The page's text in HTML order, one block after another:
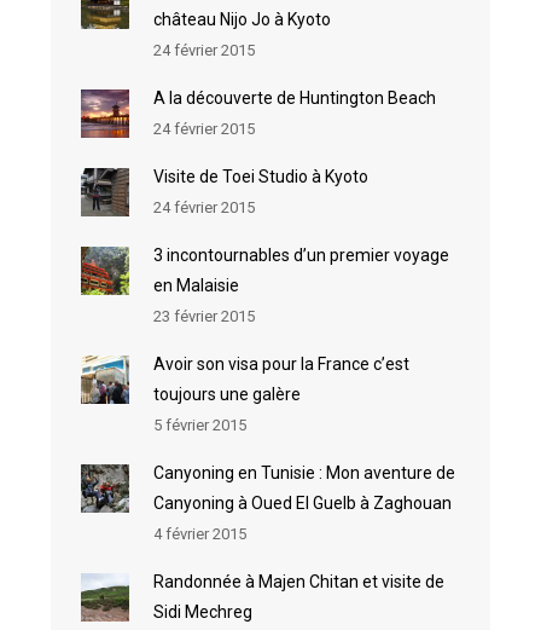
château Nijo Jo à Kyoto
24 février 2015
A la découverte de Huntington Beach
24 février 2015
Visite de Toei Studio à Kyoto
24 février 2015
3 incontournables d’un premier voyage
en Malaisie
23 février 2015
Avoir son visa pour la France c’est
toujours une galère
5 février 2015
Canyoning en Tunisie : Mon aventure de
Canyoning à Oued El Guelb à Zaghouan
4 février 2015
Randonnée à Majen Chitan et visite de
Sidi Mechreg